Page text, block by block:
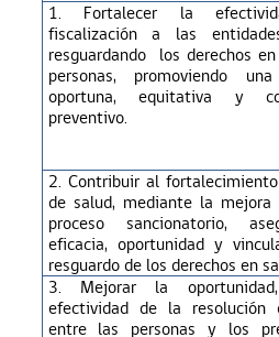
1. Fortalecer la
fiscalización a las
resguardando los derechos
personas, promoviendo
oportuna, equitativa y
preventivo.
2. Contribuir al
de salud, mediante la mejora
proceso sancionatorio,
eficacia, oportunidad y
resguardo de los derechos en
3. Mejorar la
efectividad de la resolución
entre las personas y los